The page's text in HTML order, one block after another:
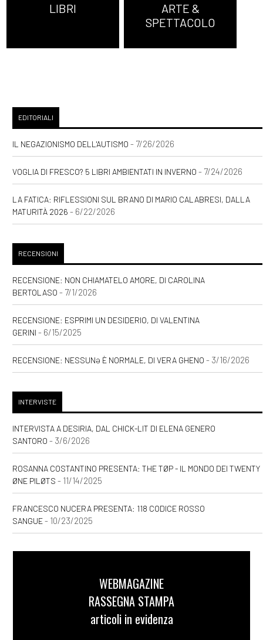
LIBRI
ARTE &
SPETTACOLO
EDITORIALI
IL NEGAZIONISMO DELL'AUTISMO - 7/26/2026
VOGLIA DI FRESCO? 5 LIBRI AMBIENTATI IN INVERNO - 7/24/2026
LA FATICA: RIFLESSIONI SUL BRANO DI MARIO CALABRESI, DALLA
MATURITÀ 2026 - 6/22/2026
RECENSIONI
RECENSIONE: NON CHIAMATELO AMORE, DI CAROLINA
BERTOLASO - 7/1/2026
RECENSIONE: ESPRIMI UN DESIDERIO, DI VALENTINA
GERINI - 6/15/2025
RECENSIONE: NESSUNƏ È NORMALE, DI VERA GHENO - 3/16/2026
INTERVISTE
INTERVISTA A DESIRIA, DAL CHICK-LIT DI ELENA GENERO
SANTORO - 3/6/2026
ROSANNA COSTANTINO PRESENTA: THE TØP - IL MONDO DEI TWENTY
ØNE PILØTS - 11/14/2025
FRANCESCO NUCERA PRESENTA: 118 CODICE ROSSO
SANGUE- 10/23/2025
WEBMAGAZINE
RASSEGNA STAMPA
articoli in evidenza